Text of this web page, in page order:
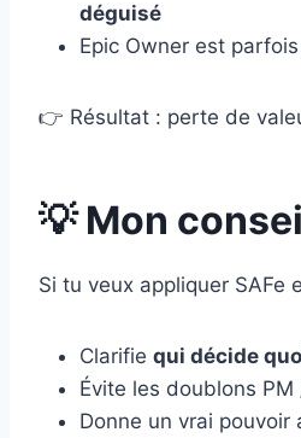
déguisé
Epic Owner est parfois
👉 Résultat : perte de
💡 Mon
Si tu veux appliquer SAFe
Clarifie qui décide
Évite les doublons PM
Donne un vrai pouvoir